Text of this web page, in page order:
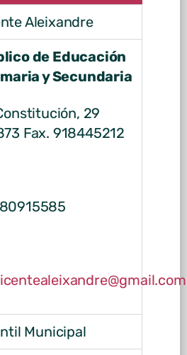
Aleixandre
de Educación
y Secundaria
29
Fax. 918445212
Municipal